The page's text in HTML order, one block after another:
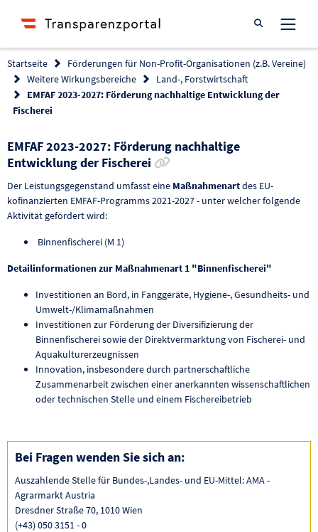
Suche öffnen
Startseite
Förderungen für Non-Profit-Organisationen (z.B. Vereine)
Weitere Wirkungsbereiche
Land-, Forstwirtschaft
EMFAF 2023-2027: Förderung nachhaltige Entwicklung der
Fischerei
EMFAF 2023-2027: Förderung nachhaltige
Entwicklung der Fischerei
Der Leistungsgegenstand umfasst eine Maßnahmenartdes EU-
kofinanzierten EMFAF-Programms 2021-2027 - unter welcher folgende
Aktivität gefördert wird:
Binnenfischerei (M 1)
Detailinformationen zur Maßnahmenart 1 "Binnenfischerei"
Investitionen an Bord, in Fanggeräte, Hygiene-, Gesundheits- und
Umwelt-/Klimamaßnahmen
Investitionen zur Förderung der Diversifizierung der
Binnenfischerei sowie der Direktvermarktung von Fischerei- und
Aquakulturerzeugnissen
Innovation, insbesondere durch partnerschaftliche
Zusammenarbeit zwischen einer anerkannten wissenschaftlichen
oder technischen Stelle und einem Fischereibetrieb
Bei Fragen wenden Sie sich an:
Auszahlende Stelle für Bundes-,Landes- und EU-Mittel: AMA -
Agrarmarkt Austria
Dresdner Straße 70, 1010 Wien
(+43) 050 3151 - 0